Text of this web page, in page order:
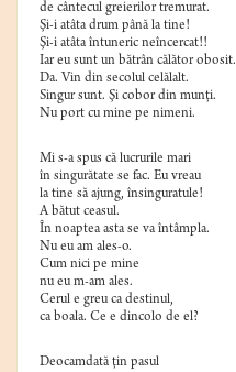
de cântecul greierilor tremurat.
Şi-i atâta drum până la tine!
Şi-i atâta întuneric neîncercat!!
Iar eu sunt un bătrân călător obosit.
Da. Vin din secolul celălalt.
Singur sunt. Şi cobor din munţi.
Nu port cu mine pe nimeni.
Mi s-a spus că lucrurile mari
în singurătate se fac. Eu vreau
la tine să ajung, însinguratule!
A bătut ceasul.
În noaptea asta se va întâmpla.
Nu eu am ales-o.
Cum nici pe mine
nu eu m-am ales.
Cerul e greu ca destinul,
ca boala. Ce e dincolo de el?
Deocamdată ţin pasul